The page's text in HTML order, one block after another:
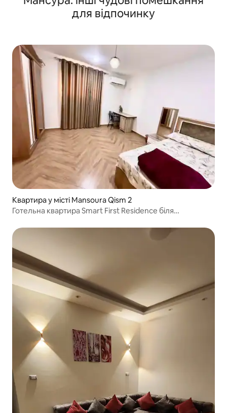
для відпочинку
Квартира у місті Mansoura Qism 2
Готельна квартира Smart First Residence біля